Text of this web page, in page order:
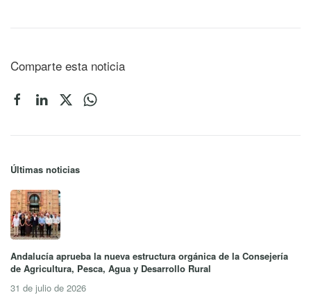
Comparte esta noticia
Últimas noticias
Andalucía aprueba la nueva estructura orgánica de la Consejería
de Agricultura, Pesca, Agua y Desarrollo Rural
31 de julio de 2026